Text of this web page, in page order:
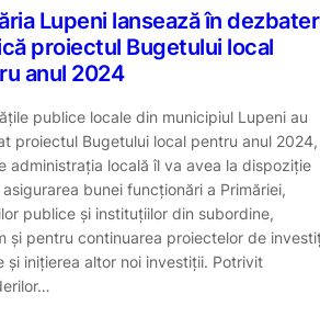
Lupeni lansează în
proiectul Bugetului local
anul 2024
publice locale din municipiul Lupeni au
proiectul Bugetului local pentru anul 2024,
administrația locală îl va avea la dispoziție
bunei funcționări a Primăriei,
publice și instituțiilor din subordine,
și pentru continuarea proiectelor de
și inițierea altor noi investiții. Potrivit